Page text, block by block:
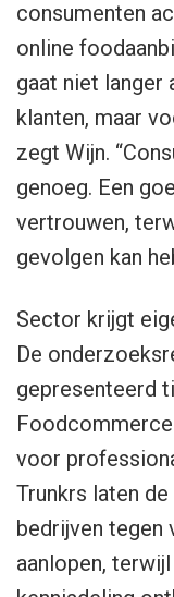
consumenten
online
gaat niet langer
klanten, maar
zegt Wijn.
genoeg. Een
vertrouwen,
gevolgen kan
Sector krijgt
De
gepresenteerd
voor
Trunkrs laten
bedrijven tegen
aanlopen,